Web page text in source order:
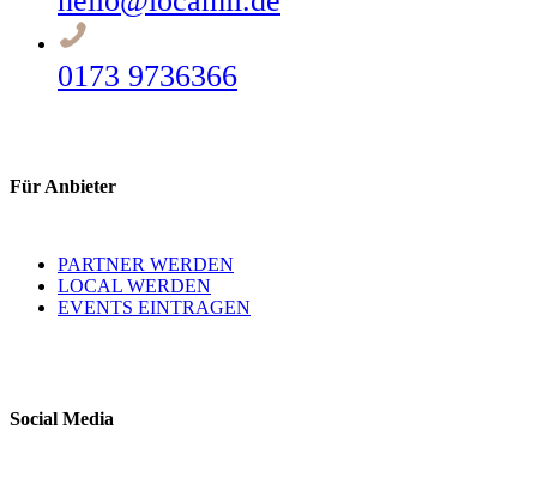
0173 9736366
Für Anbieter
PARTNER WERDEN
LOCAL WERDEN
EVENTS EINTRAGEN
Social Media